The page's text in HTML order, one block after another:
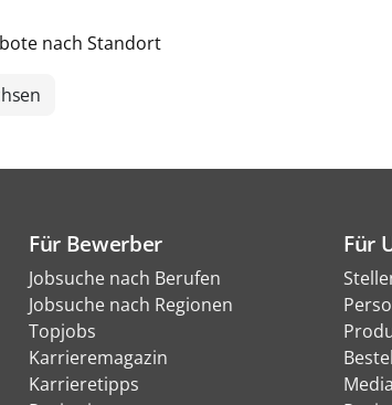
nach Standort
Für Bewerber
Jobsuche nach Berufen
Jobsuche nach Regionen
Topjobs
Karrieremagazin
Karrieretipps
Für